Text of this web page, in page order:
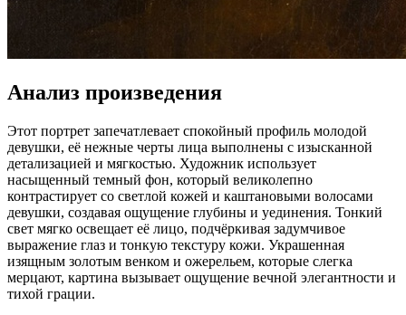
Анализ произведения
Этот портрет запечатлевает спокойный профиль молодой
девушки, её нежные черты лица выполнены с изысканной
детализацией и мягкостью. Художник использует
насыщенный темный фон, который великолепно
контрастирует со светлой кожей и каштановыми волосами
девушки, создавая ощущение глубины и уединения. Тонкий
свет мягко освещает её лицо, подчёркивая задумчивое
выражение глаз и тонкую текстуру кожи. Украшенная
изящным золотым венком и ожерельем, которые слегка
мерцают, картина вызывает ощущение вечной элегантности и
тихой грации.